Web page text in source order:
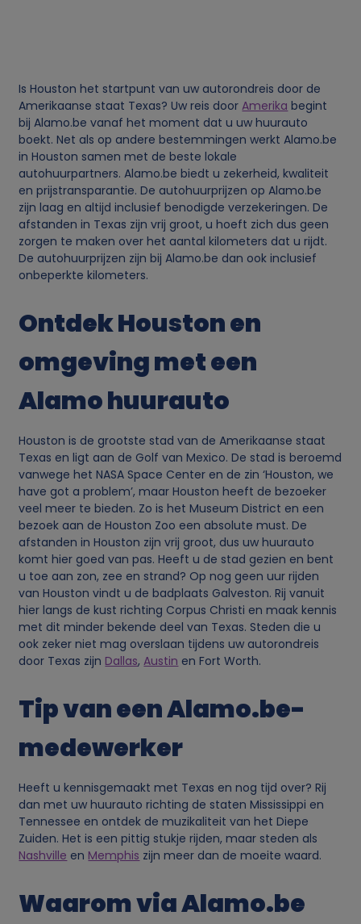
Is Houston het startpunt van uw autorondreis door de
Amerikaanse staat Texas? Uw reis doorAmerika begint
bij Alamo.be vanaf het moment dat u uw huurauto
boekt. Net als op andere bestemmingen werkt Alamo.be
in Houston samen met de beste lokale
autohuurpartners. Alamo.be biedt u zekerheid, kwaliteit
en prijstransparantie. De autohuurprijzen op Alamo.be
zijn laag en altijd inclusief benodigde verzekeringen. De
afstanden in Texas zijn vrij groot, u hoeft zich dus geen
zorgen te maken over het aantal kilometers dat u rijdt.
De autohuurprijzen zijn bij Alamo.be dan ook inclusief
onbeperkte kilometers.
Ontdek Houston en
omgeving met een
Alamo huurauto
Houston is de grootste stad van de Amerikaanse staat
Texas en ligt aan de Golf van Mexico. De stad is beroemd
vanwege het NASA Space Center en de zin ‘Houston, we
have got a problem’, maar Houston heeft de bezoeker
veel meer te bieden. Zo is het Museum District en een
bezoek aan de Houston Zoo een absolute must. De
afstanden in Houston zijn vrij groot, dus uw huurauto
komt hier goed van pas. Heeft u de stad gezien en bent
u toe aan zon, zee en strand? Op nog geen uur rijden
van Houston vindt u de badplaats Galveston. Rij vanuit
hier langs de kust richting Corpus Christi en maak kennis
met dit minder bekende deel van Texas. Steden die u
ook zeker niet mag overslaan tijdens uw autorondreis
door Texas zijn Dallas,Austin en Fort Worth.
Tip van een Alamo.be-
medewerker
Heeft u kennisgemaakt met Texas en nog tijd over? Rij
dan met uw huurauto richting de staten Mississippi en
Tennessee en ontdek de muzikaliteit van het Diepe
Zuiden. Het is een pittig stukje rijden, maar steden als
Nashville en Memphis zijn meer dan de moeite waard.
Waarom via Alamo.be
i
j
k
e
g
e
g
e
v
e
n
s
e
n
c
o
o
k
e
s